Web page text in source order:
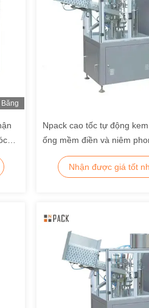
Băng
Npack cao tốc tự động
ống mềm điền và niêm
Nhận được giá tốt